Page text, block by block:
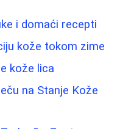
i domaći recepti
kože tokom zime
kože lica
na Stanje Kože